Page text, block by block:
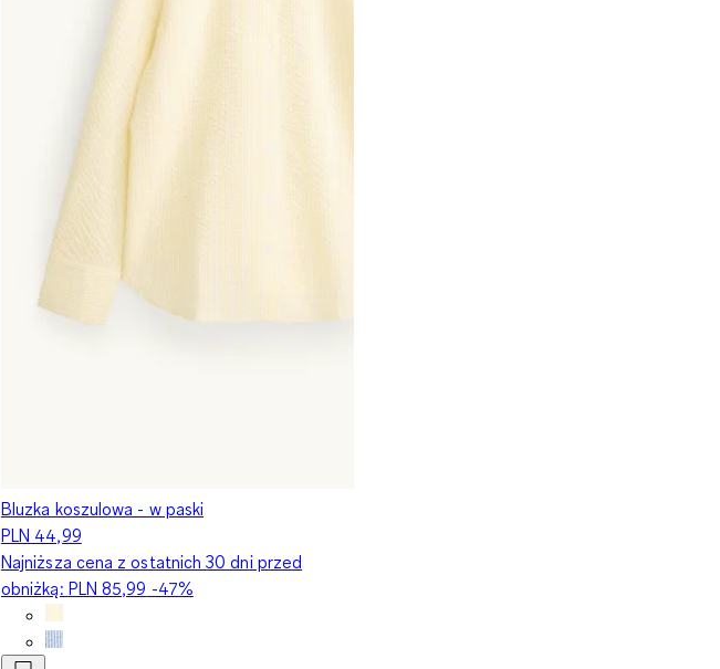
Bluzka koszulowa - w paski
PLN 44,99
Najniższa cena z ostatnich 30 dni przed
obniżką: PLN 85,99 -47%